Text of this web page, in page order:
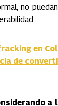
no
en
de
a